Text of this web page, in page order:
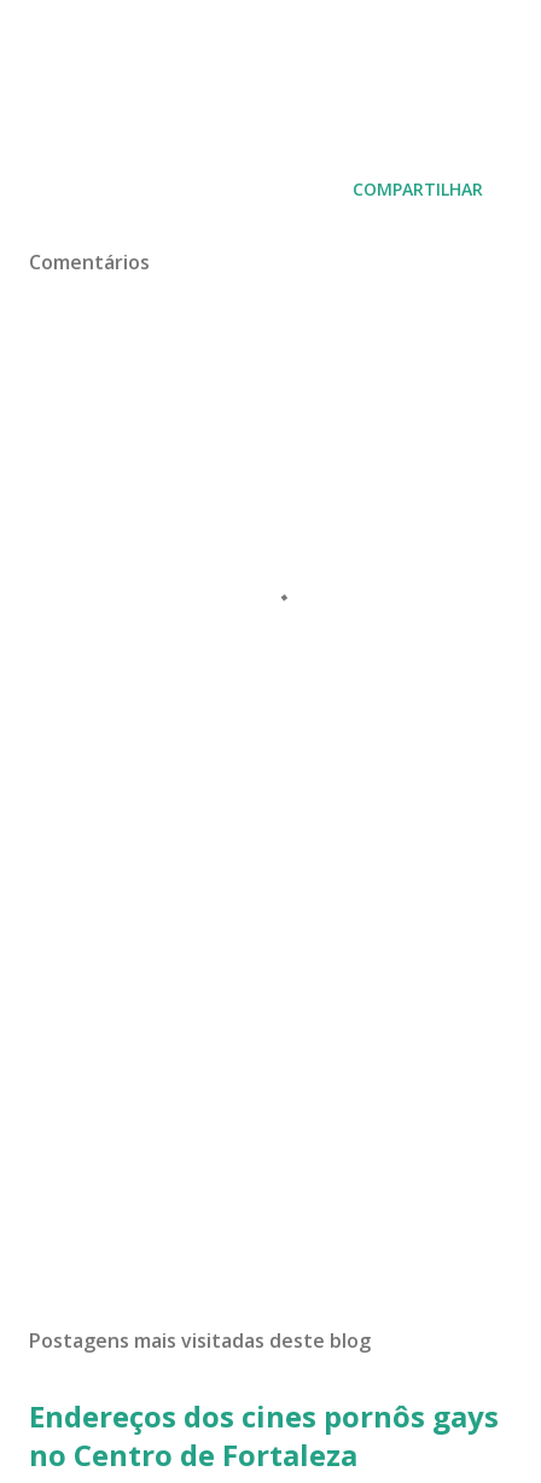
COMPARTILHAR
Comentários
Postagens mais visitadas deste blog
Endereços dos cines pornôs gays
no Centro de Fortaleza